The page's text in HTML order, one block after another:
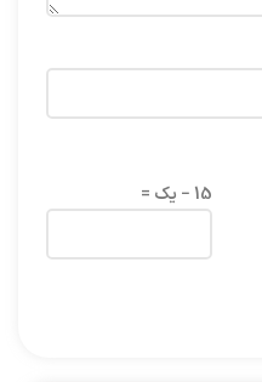
15 − یک =